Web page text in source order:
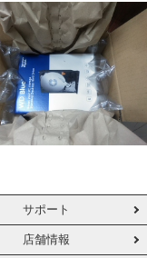
サポート
店舗情報